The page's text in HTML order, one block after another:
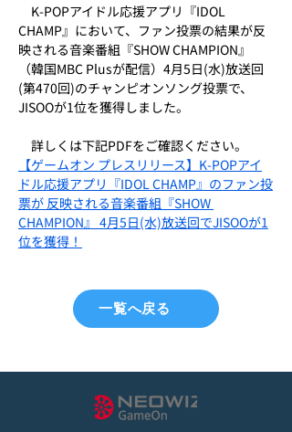
K-POPアイドル応援アプリ『IDOL
CHAMP』において、ファン投票の結果が反
映される音楽番組『SHOW CHAMPION』
（韓国MBC Plusが配信）4月5日(水)放送回
(第470回)のチャンピオンソング投票で、
JISOOが1位を獲得しました。
詳しくは下記PDFをご確認ください。
【ゲームオン プレスリリース】K-POPアイ
ドル応援アプリ『IDOL CHAMP』のファン投
票が 反映される音楽番組『SHOW
CHAMPION』 4月5日(水)放送回でJISOOが1
位を獲得！
一覧へ戻る